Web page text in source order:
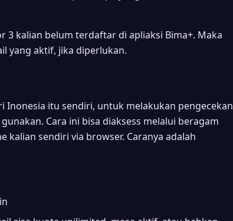
3 kalian belum terdaftar di apliaksi Bima+. Maka
yang aktif, jika diperlukan.
Inonesia itu sendiri, untuk melakukan pengecekan
Cara ini bisa diaksess melalui beragam
sendiri via browser. Caranya adalah